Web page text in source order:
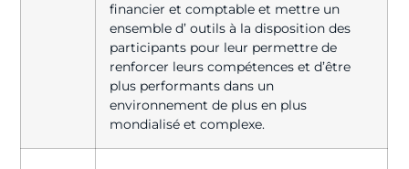
financier et comptable et mettre un
ensemble d’ outils à la disposition des
participants pour leur permettre de
renforcer leurs compétences et d’être
plus performants dans un
environnement de plus en plus
mondialisé et complexe.